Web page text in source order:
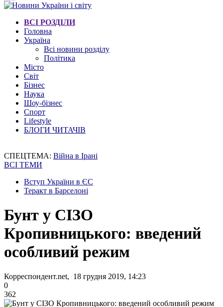
ВСІ РОЗДІЛИ
Головна
Україна
Всі новини розділу
Політика
Місто
Світ
Бізнес
Наука
Шоу-бізнес
Спорт
Lifestyle
БЛОГИ ЧИТАЧІВ
СПЕЦТЕМА: Війна в Ірані
ВСІ ТЕМИ
Вступ України в ЄС
Теракт в Барселоні
Бунт у СІЗО
Кропивницького: введений
особливий режим
Корреспондент.net, 18 грудня 2019, 14:23
0
362